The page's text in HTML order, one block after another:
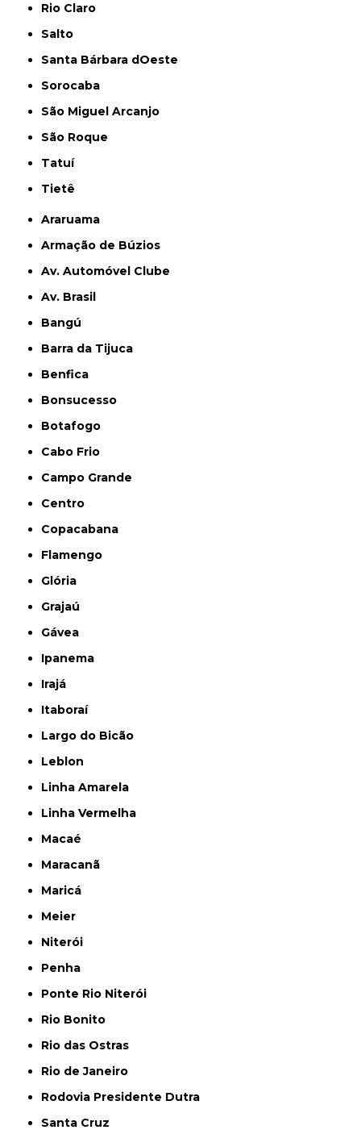
Rio Claro
Salto
Santa Bárbara dOeste
Sorocaba
São Miguel Arcanjo
São Roque
Tatuí
Tietê
Araruama
Armação de Búzios
Av. Automóvel Clube
Av. Brasil
Bangú
Barra da Tijuca
Benfica
Bonsucesso
Botafogo
Cabo Frio
Campo Grande
Centro
Copacabana
Flamengo
Glória
Grajaú
Gávea
Ipanema
Irajá
Itaboraí
Largo do Bicão
Leblon
Linha Amarela
Linha Vermelha
Macaé
Maracanã
Maricá
Meier
Niterói
Penha
Ponte Rio Niterói
Rio Bonito
Rio das Ostras
Rio de Janeiro
Rodovia Presidente Dutra
Santa Cruz